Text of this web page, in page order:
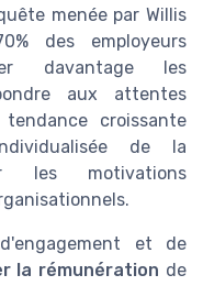
menée par Willis
des employeurs
davantage les
aux attentes
croissante
de la
les motivations
et de
la rémunération de